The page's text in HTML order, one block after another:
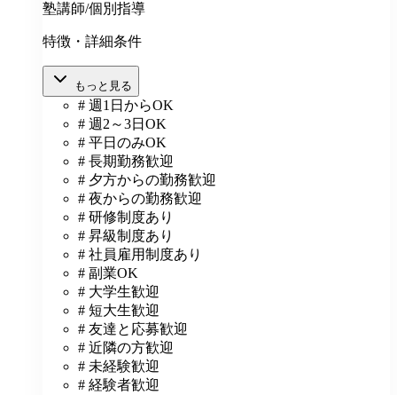
塾講師/個別指導
特徴・詳細条件
もっと見る
# 週1日からOK
# 週2～3日OK
# 平日のみOK
# 長期勤務歓迎
# 夕方からの勤務歓迎
# 夜からの勤務歓迎
# 研修制度あり
# 昇級制度あり
# 社員雇用制度あり
# 副業OK
# 大学生歓迎
# 短大生歓迎
# 友達と応募歓迎
# 近隣の方歓迎
# 未経験歓迎
# 経験者歓迎